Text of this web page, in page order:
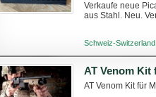
Verkaufe neue
aus Stahl. Neu.
Schweiz-
AT Venom Kit für